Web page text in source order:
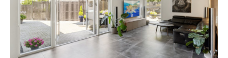
Kirke
Hyllinge